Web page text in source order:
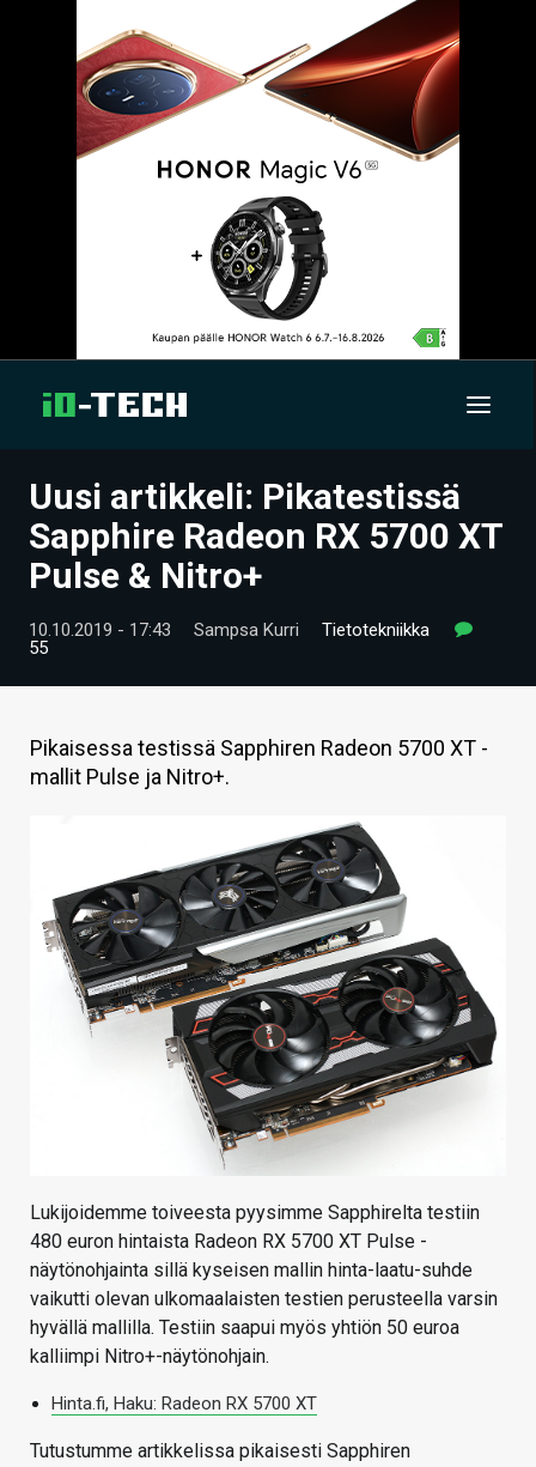
UUTISET
ARTIKKELIT
VIDEOT
HINTA.FI
HAKU
Uusi artikkeli: Pikatestissä
Sapphire Radeon RX 5700 XT
Pulse & Nitro+
10.10.2019 - 17:43 Sampsa Kurri
Tietotekniikka
55
Pikaisessa testissä Sapphiren Radeon 5700 XT -
mallit Pulse ja Nitro+.
Lukijoidemme toiveesta pyysimme Sapphirelta testiin
480 euron hintaista Radeon RX 5700 XT Pulse -
näytönohjainta sillä kyseisen mallin hinta-laatu-suhde
vaikutti olevan ulkomaalaisten testien perusteella varsin
hyvällä mallilla. Testiin saapui myös yhtiön 50 euroa
kalliimpi Nitro+-näytönohjain.
Hinta.fi, Haku: Radeon RX 5700 XT
Tutustumme artikkelissa pikaisesti Sapphiren